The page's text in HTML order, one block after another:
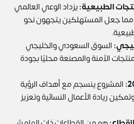
الطبيعية:يزداد الوعي العالمي
مما جعل المستهلكين يتجهون نحو
السوق السعودي والخليجي
الآمنة والمصنعة محليًا بجودة
المشروع ينسجم مع أهداف الرؤية
ريادة الأعمال النسائية وتعزيز